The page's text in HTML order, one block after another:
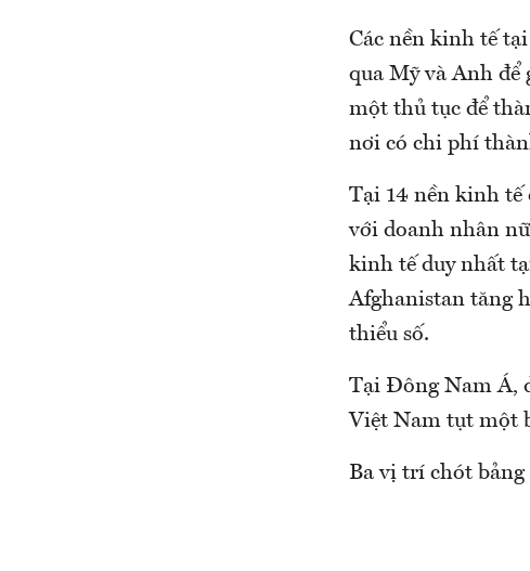
Các nền kinh tế
qua Mỹ và Anh để
một thủ tục để
nơi có chi phí
Tại 14 nền kinh tế
với doanh nhân
kinh tế duy nhất
Afghanistan tăng
thiểu số.
Tại Đông Nam Á,
Việt Nam tụt một
Ba vị trí chót bảng